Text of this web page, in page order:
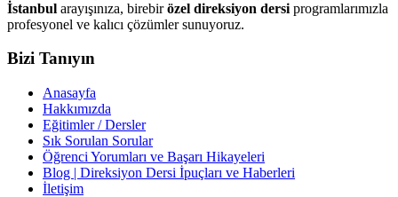
İstanbul arayışınıza, birebirözel direksiyon dersi programlarımızla
profesyonel ve kalıcı çözümler sunuyoruz.
Bizi Tanıyın
Anasayfa
Hakkımızda
Eğitimler / Dersler
Sık Sorulan Sorular
Öğrenci Yorumları ve Başarı Hikayeleri
Blog | Direksiyon Dersi İpuçları ve Haberleri
İletişim